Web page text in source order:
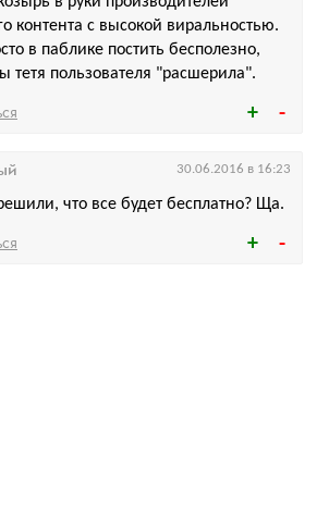
контента с высокой виральностью.
в паблике постить бесполезно,
тетя пользователя "расшерила".
что все будет бесплатно? Ща.
30.06.2016 в 16:23